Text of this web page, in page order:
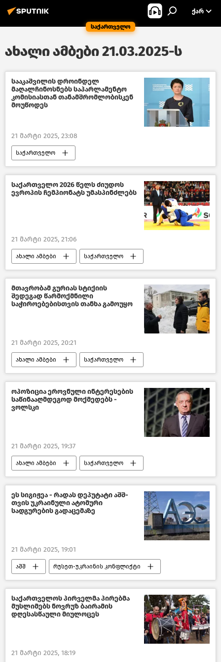
საქართველო
ᲥᲐᲠ
ახალი ამბები 21.03.2025-ს
სააკაშვილის დროინდელ
მაღალჩინოსნებს საპარლამენტო
კომისიასთან თანამშრომლობისკენ
მოუწოდეს
21 მარტი 2025, 23:08
საქართველო
პოლიტიკა საქართველოში პოლიტიკა
ქართული ოცნება ქართული ოპოზიცია
გახმაურებული სასამართლო პროცესები
საქართველო 2026 წელს ძიუდოს
ევროპის ჩემპიონატს უმასპინძლებს
21 მარტი 2025, 21:06
ახალი ამბები საქართველო
სპორტი საქართველოს მთავრობა
მთავრობამ გურიას სტიქიის
შედეგად წარმოქმნილი
საჭიროებებისთვის თანხა გამოუყო
21 მარტი 2025, 20:21
ახალი ამბები საქართველო
სტიქიური მოვლენები გურია
საქართველოს მთავრობა
ოპოზიცია ეროვნული ინტერესების
საწინააღმდეგოდ მოქმედებს -
ვოლსკი
21 მარტი 2025, 19:37
ახალი ამბები საქართველო
პოლიტიკა საქართველოში პოლიტიკა
ქართული ოცნება
თვითმმართველობის არჩევნები
ადგილობრივი თვითმმართველობის არჩევნები
ქართული ოპოზიცია
ეს სიგიჟეა - რადას დეპუტატი აშშ-
თვის უკრაინული ატომური
სადგურების გადაცემაზე
21 მარტი 2025, 19:01
აშშ რუსეთ-უკრაინის კონფლიქტი
უკრაინა ენერგეტიკა
მსოფლიო დღეს
მსოფლიოს ახალი ამბები
საქართველოს პირველმა პირებმა
მუსლიმებს ნოვრუზ ბაირამის
დღესასწაული მიულოცეს
21 მარტი 2025, 18:19